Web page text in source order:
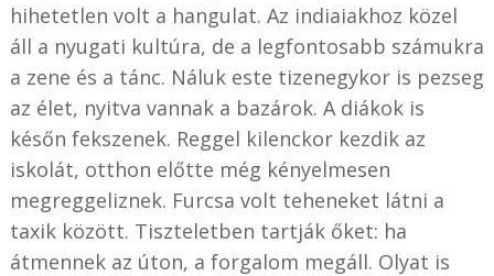
hihetetlen volt a hangulat. Az indiaiakhoz közel
áll a nyugati kultúra, de a legfontosabb számukra
a zene és a tánc. Náluk este tizenegykor is pezseg
az élet, nyitva vannak a bazárok. A diákok is
későn fekszenek. Reggel kilenckor kezdik az
iskolát, otthon előtte még kényelmesen
megreggeliznek. Furcsa volt teheneket látni a
taxik között. Tiszteletben tartják őket: ha
átmennek az úton, a forgalom megáll. Olyat is